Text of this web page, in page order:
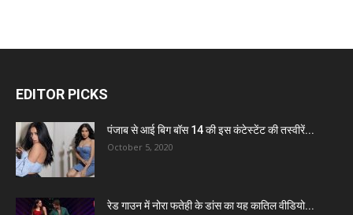
EDITOR PICKS
पंजाब से आई बिग बॉस 14 की इस कंटेस्टेंट की तस्वीरें...
October 5, 2020
रेड गाउन में नोरा फतेही के डांस का यह कातिल वीडियो...